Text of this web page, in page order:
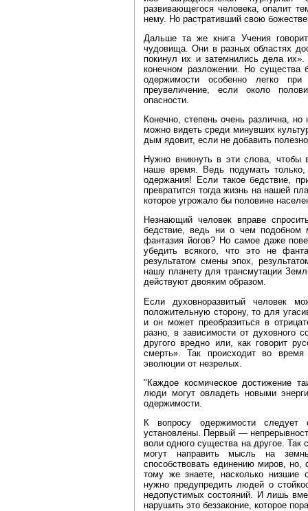
развивающегося человека, опалит
нему. Но растративший свою
Дальше та же книга Учения
чудовища. Они в разных областях
покинул их и затемнились дела
конечном разложении. Но существа
одержимости особенно легко
преувеличение, если около
опасности.
Конечно, степень очень различна,
можно видеть среди минувших
дым ядовит, если не добавить
Нужно вникнуть в эти слова, чтобы
наше время. Ведь подумать только,
одержания! Если такое бедствие,
превратится тогда жизнь на нашей
которое угрожало бы половине
Незнающий человек вправе
бедствие, ведь ни о чем подобном
фантазия йогов? Но самое даже
убедить всякого, что это не
результатом смены эпох,
нашу планету для трансмутации
действуют двояким образом.
Если духовноразвитый человек
положительную сторону, то для
и он может преобразиться в
разно, в зависимости от духовного
другого вредно или, как говорит
смерть». Так происходит во
эволюции от незрелых.
"Каждое космическое достижение
люди могут овладеть новыми
одержимости.
К вопросу одержимости следует
установлены. Первый —
воли одного существа на другое. Так
могут направить мысль на
способствовать единению миров,
тому же знаете, насколько низшие
нужно предупредить людей о
недопустимых состояний. И лишь
нарушить это беззаконие, которое